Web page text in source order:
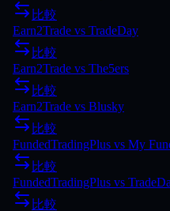
比較
Earn2Trade vs TradeDay
比較
Earn2Trade vs The5ers
比較
Earn2Trade vs Blusky
比較
FundedTradingPlus vs My
比較
FundedTradingPlus vs
比較